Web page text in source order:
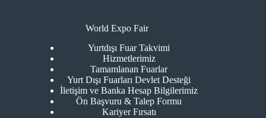
World Expo Fair
Yurtdışı Fuar Takvimi
Hizmetlerimiz
Tamamlanan Fuarlar
Yurt Dışı Fuarları Devlet Desteği
İletişim ve Banka Hesap Bilgilerimiz
Ön Başvuru & Talep Formu
Kariyer Fırsatı